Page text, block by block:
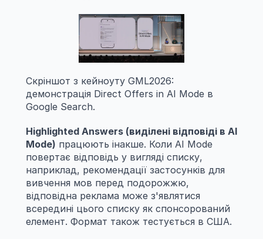
Скріншот з кейноуту GML2026:
демонстрація Direct Offers in AI Mode в
Google Search.
Highlighted Answers (виділені відповіді в AI
Mode) працюють інакше. Коли AI Mode
повертає відповідь у вигляді списку,
наприклад, рекомендації застосунків для
вивчення мов перед подорожжю,
відповідна реклама може з'являтися
всередині цього списку як спонсорований
елемент. Формат також тестується в США.